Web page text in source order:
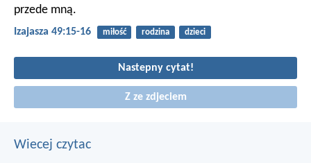
przede mną.
Izajasza 49:15-16 miłość rodzina dzieci
Nastepny cytat!
Z ze zdjeciem
Wiecej czytac